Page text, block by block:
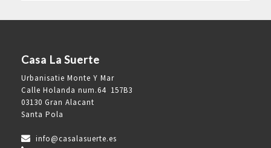
Casa La Suerte
Urbanisatie Monte Y Mar
Calle Holanda num.64 157B3
03130 Gran Alacant
Santa Pola
info@casalasuerte.es